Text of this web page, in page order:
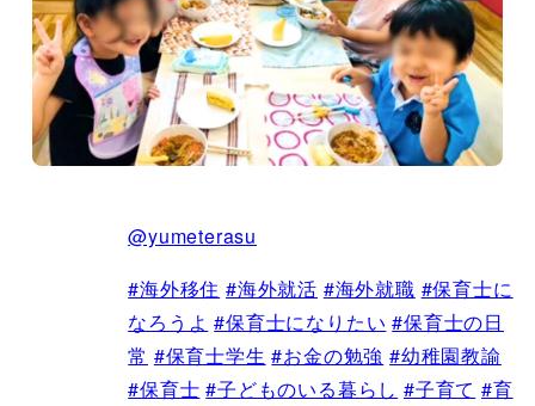
@yumeterasu
#海外移住 #海外就活 #海外就職 #保育士に
なろうよ #保育士になりたい #保育士の日
常 #保育士学生 #お金の勉強 #幼稚園教諭
#保育士 #子どものいる暮らし #子育て #育